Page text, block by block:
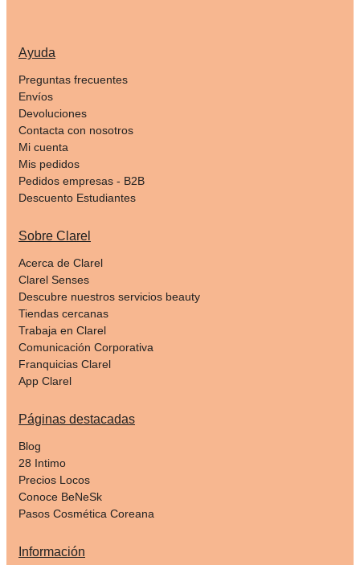
Ayuda
Preguntas frecuentes
Envíos
Devoluciones
Contacta con nosotros
Mi cuenta
Mis pedidos
Pedidos empresas - B2B
Descuento Estudiantes
Sobre Clarel
Acerca de Clarel
Clarel Senses
Descubre nuestros servicios beauty
Tiendas cercanas
Trabaja en Clarel
Comunicación Corporativa
Franquicias Clarel
App Clarel
Páginas destacadas
Blog
28 Intimo
Precios Locos
Conoce BeNeSk
Pasos Cosmética Coreana
Información